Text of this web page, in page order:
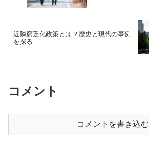
近隣窮乏化政策とは？歴史と現代の事例
を探る
コメント
コメントを書き込む